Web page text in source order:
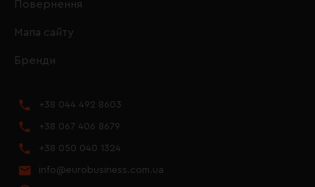
Повернення
Мапа сайту
Бренди
+38 044 492 8603
+38 067 406 8679
+38 050 040 1324
info@eurobusiness.com.ua